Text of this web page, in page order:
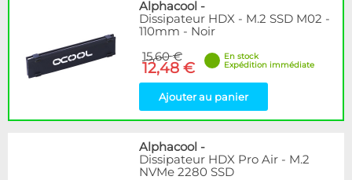
Disponibilité / Promotions
Articles en promotions
Appliquer
Alphacool -
Dissipateur HDX - M.2 SSD M02 -
110mm - Noir
15,60 €
12,48 €
En stock
Expédition immédiate
Ajouter au panier
Alphacool -
Dissipateur HDX Pro Air - M.2
NVMe 2280 SSD